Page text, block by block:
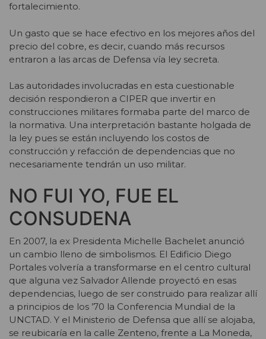
fortalecimiento.
Un gasto que se hace efectivo en los mejores años del
precio del cobre, es decir, cuando más recursos
entraron a las arcas de Defensa vía ley secreta.
Las autoridades involucradas en esta cuestionable
decisión respondieron a CIPER que invertir en
construcciones militares formaba parte del marco de
la normativa. Una interpretación bastante holgada de
la ley pues se están incluyendo los costos de
construcción y refacción de dependencias que no
necesariamente tendrán un uso militar.
NO FUI YO, FUE EL
CONSUDENA
En 2007, la ex Presidenta Michelle Bachelet anunció
un cambio lleno de simbolismos. El Edificio Diego
Portales volvería a transformarse en el centro cultural
que alguna vez Salvador Allende proyectó en esas
dependencias, luego de ser construido para realizar allí
a principios de los ’70 la Conferencia Mundial de la
UNCTAD. Y el Ministerio de Defensa que allí se alojaba,
se reubicaría en la calle Zenteno, frente a La Moneda,